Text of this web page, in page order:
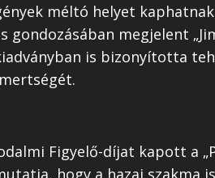
méltó helyet
gondozásában megjelent
is bizonyította
Figyelő-díjat kapott a